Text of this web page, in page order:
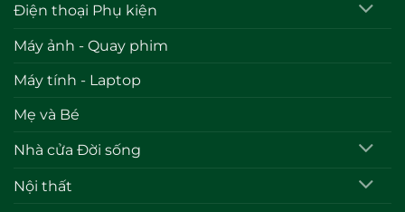
Điện thoại Phụ kiện
Máy ảnh - Quay phim
Máy tính - Laptop
Mẹ và Bé
Nhà cửa Đời sống
Nội thất